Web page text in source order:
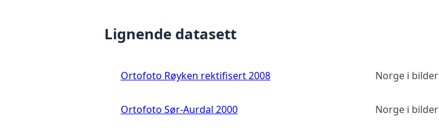
Lignende datasett
Ortofoto Røyken rektifisert 2008 Norge i bilder
Ortofoto Sør-Aurdal 2000 Norge i bilder